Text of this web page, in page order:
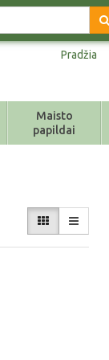
Pradžia
Maisto
papildai